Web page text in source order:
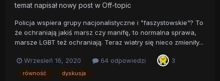
temat napisał nowy post w Off-topic
Policja wspiera grupy nacjonalistyczne i "faszystowskie"? To
że ochraniają jakiś marsz czy manifę, to normalna sprawa,
marsze LGBT też ochraniają. Teraz wiatry się nieco zmieniły...
Wrzesień 16, 2020 64 odpowiedzi 3
równość dyskusja